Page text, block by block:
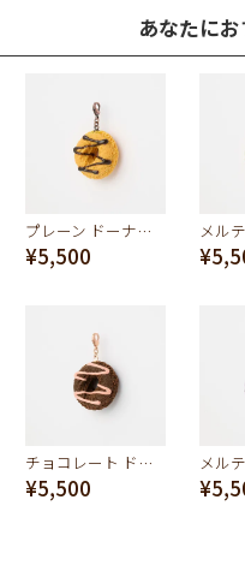
あなたに
プレーン ドーナッツ チャーム
¥5,500
チョコレート ドーナッツ チャーム
¥5,500